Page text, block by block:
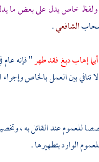
خاص يدل على بعض ما يدل
الشافعي.
أيما إهاب دبغ فقد طهر" فإنه
تنافي بين العمل بالخاص
للعموم عند القائل به ،
الوارد بتطهيرها .